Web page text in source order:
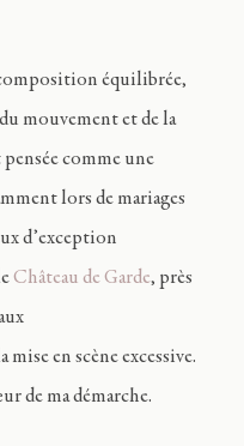
équilibrée,
mouvement et de la
pensée comme une
lors de mariages
d’exception
Château de Garde, près
en scène excessive.
de ma démarche.